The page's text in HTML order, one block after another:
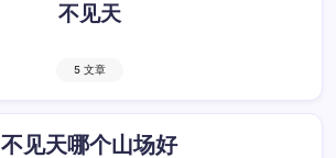
不见天
5 文章
不见天哪个山场好